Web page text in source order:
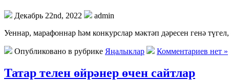
Декабрь 22nd, 2022
admin
Уеннар, марафоннар һәм конкурслар мәктәп дәресен генә
Опубликовано в рубрике Яңалыклар Комментариев нет »
Татар телен өйрәнер өчен сайтлар